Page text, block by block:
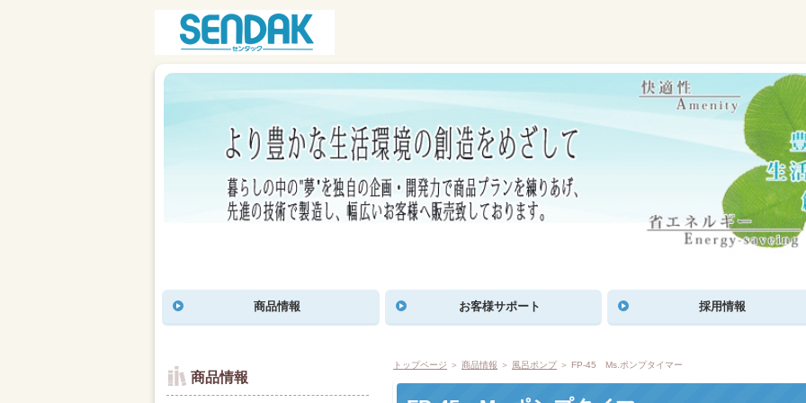
商品情報 お客様サポート 採用情報
トップページ ＞ 商品情報 ＞ 風呂ポンプ＞ FP-45 Ms.ポンプタイマー
商品情報